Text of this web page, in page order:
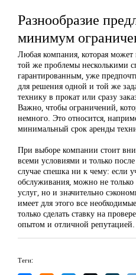
Разнообразие
минимум
Любая компания, которая
той же проблемы несколькими
гарантированным, уже
для решения одной и той же
технику в прокат или сразу
Важно, чтобы ограничений,
немного. Это относится,
минимальный срок аренды
При выборе компании стоит
всеми условиями и только
случае спешка ни к чему: если
обслуживания, можно не только
услуг, но и значительно
имеет для этого все
только сделать ставку на
опытом и отличной репутацией.
Теги: